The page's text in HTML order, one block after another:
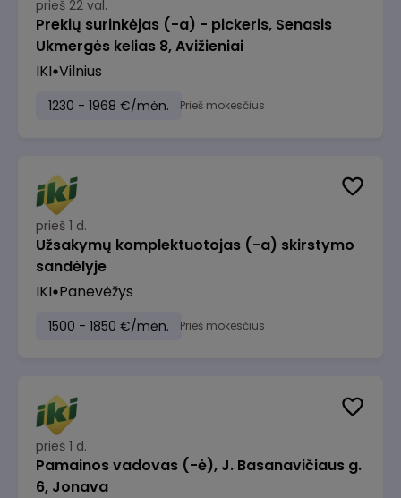
prieš 22 val.
Prekių surinkėjas (-a) - pickeris, Senasis
Ukmergės kelias 8, Avižieniai
IKI Vilnius
1230 - 1968 €/mėn. Prieš mokesčius
prieš 1 d.
Užsakymų komplektuotojas (-a) skirstymo
sandėlyje
IKI Panevėžys
1500 - 1850 €/mėn. Prieš mokesčius
prieš 1 d.
Pamainos vadovas (-ė), J. Basanavičiaus g.
6, Jonava